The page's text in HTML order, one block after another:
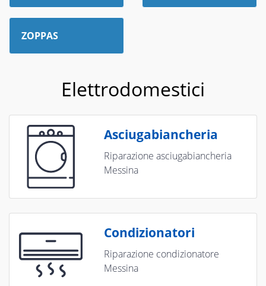
ZOPPAS
Elettrodomestici
Asciugabiancheria
Riparazione asciugabiancheria
Messina
Condizionatori
Riparazione condizionatore
Messina